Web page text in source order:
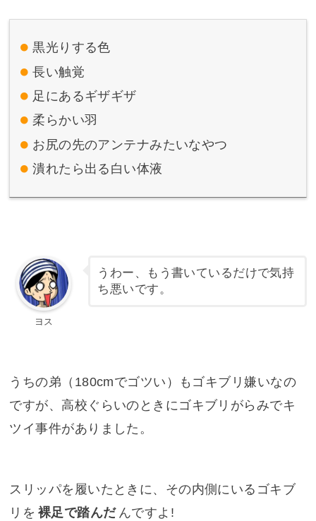
黒光りする色
長い触覚
足にあるギザギザ
柔らかい羽
お尻の先のアンテナみたいなやつ
潰れたら出る白い体液
ヨス
うわー、もう書いているだけで気持
ち悪いです。
うちの弟（180cmでゴツい）もゴキブリ嫌いなの
ですが、高校ぐらいのときにゴキブリがらみでキ
ツイ事件がありました。
スリッパを履いたときに、その内側にいるゴキブ
リを 裸足で踏んだ んですよ!